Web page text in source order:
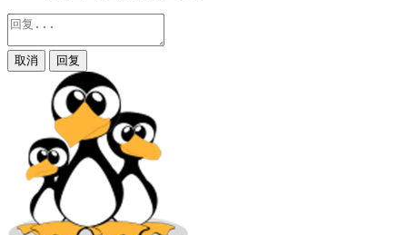
取消 回复